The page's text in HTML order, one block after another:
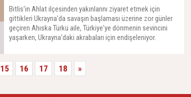
Bitlis'in Ahlat ilçesinden yakınlarını ziyaret etmek için
gittikleri Ukrayna'da savaşın başlaması üzerine zor günler
geçiren Ahıska Türkü aile, Türkiye'ye dönmenin sevincini
yaşarken, Ukrayna'daki akrabaları için endişeleniyor.
15 16 17 18 »